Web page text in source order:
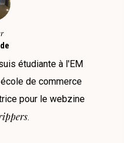
étudiante à l'EM
de commerce
pour le webzine
.